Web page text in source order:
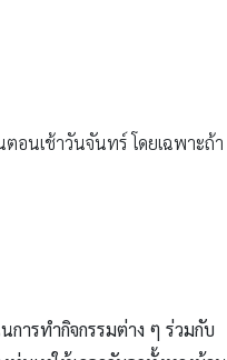
ตอนเช้าวันจันทร์ โดยเฉพาะถ้า
รทำกิจกรรมต่าง ๆ ร่วมกับ